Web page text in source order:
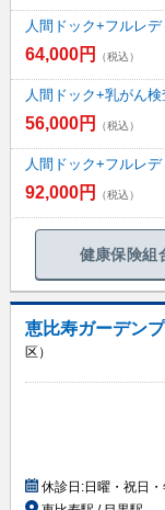
人間ドック+フルレ
64,000円 （税込）
人間ドック+乳がん
56,000円 （税込）
人間ドック+フルレ
92,000円 （税込）
健康保険組
恵比寿ガーデン
区）
休診日:日曜・祝日